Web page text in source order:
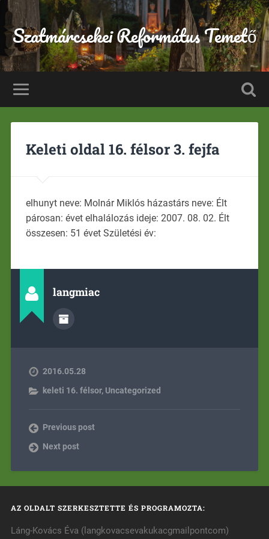
Szatmárcsekei Református Temető
Keleti oldal 16. félsor 3. fejfa
elhunyt neve: Molnár Miklós házastárs neve: Élt
párosan: évet elhalálozás ideje: 2007. 08. 02. Élt
összesen: 51 évet Születési év:
langmiac
2016.05.28
keleti 16. félsor, Uncategorized
Previous post
Next post
AZ OLDALT SZERKESZTETTE ÉS PROGRAMOZTA:
Láng-Kovács Éva (langkovacsevakukacgmailpontcom)